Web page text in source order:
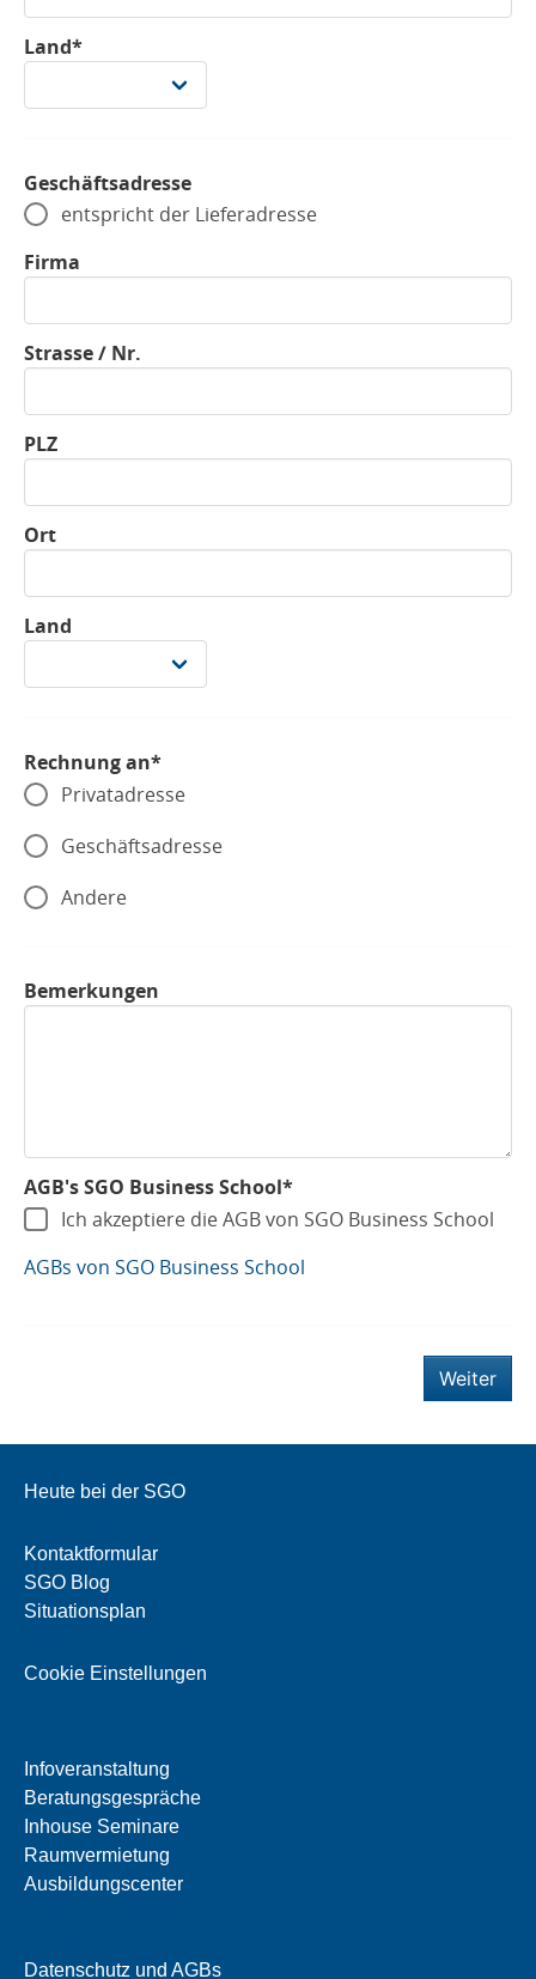
Land*
Geschäftsadresse
entspricht der Lieferadresse
Firma
Strasse / Nr.
PLZ
Ort
Land
Rechnung an*
Privatadresse
Geschäftsadresse
Andere
Bemerkungen
AGB's SGO Business School*
Ich akzeptiere die AGB von SGO Business School
AGBs von SGO Business School
Weiter
Heute bei der SGO
Kontaktformular
SGO Blog
Situationsplan
Cookie Einstellungen
Infoveranstaltung
Beratungsgespräche
Inhouse Seminare
Raumvermietung
Ausbildungscenter
Datenschutz und AGBs